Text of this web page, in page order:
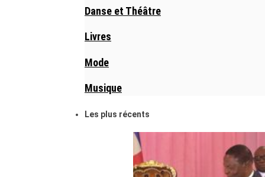
Danse et Théâtre
Livres
Mode
Musique
Les plus récents